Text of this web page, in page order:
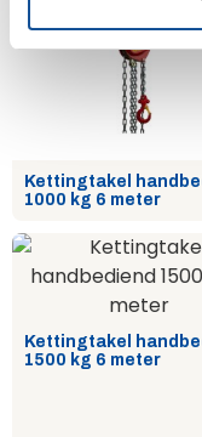
e
Kettingtakel
1000 kg 6 meter
Kettingtakel
1500 kg 6 meter